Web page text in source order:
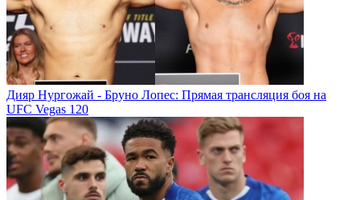
Дияр Нургожай - Бруно Лопес: Прямая трансляция боя на
UFC Vegas 120